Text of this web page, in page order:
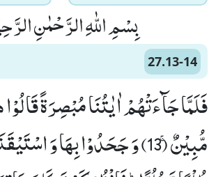
بِسْمِ اللّٰهِ الرَّحْمٰنِ
27.13-14
فَلَمَّا جَآءَتْهُمْ اٰیٰتُنَا مُبْصِرَةً
مُّبِیْنٌۚ (13) وَ جَحَدُوْا بِهَا وَ